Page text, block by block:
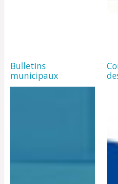
Bulletins
municipaux